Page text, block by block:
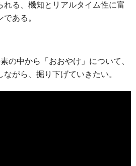
れる、機知とリアルタイム性に富
ある。
の中から「おおやけ」について、
がら、掘り下げていきたい。